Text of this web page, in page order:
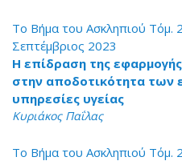
Το Βήμα του Ασκληπιού Τόμ.
Σεπτέμβριος 2023
Η επίδραση της
στην αποδοτικότητα των
υπηρεσίες υγείας
Κυριάκος Παΐλας
Το Βήμα του Ασκληπιού Τόμ.